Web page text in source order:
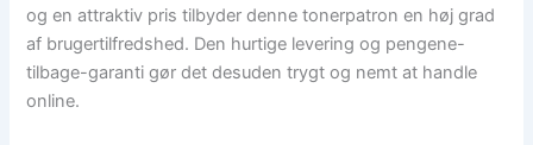
og en attraktiv pris tilbyder denne tonerpatron en høj grad
af brugertilfredshed. Den hurtige levering og pengene-
tilbage-garanti gør det desuden trygt og nemt at handle
online.